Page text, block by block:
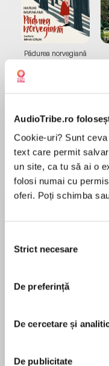
AudioTribe.ro
Cookie-uri? Sunt
text care permit
un site, ca tu să ai o
folosi numai cu
oferi. Poți schimba
consimțământului
Strict necesare
De preferință
De cercetare și
De publicitate
Pădurea norvegiană
Elita de Argint (Elita
de...
Dani Francis
Despre
Ecranizat de
În lumea lui